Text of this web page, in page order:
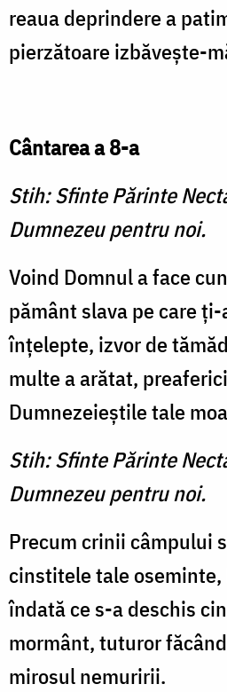
reaua deprindere a
pierzătoare izbăveşte-
Cântarea a 8-a
Stih: Sfinte Părinte
Dumnezeu pentru noi.
Voind Domnul a face
pământ slava pe care
înţelepte, izvor de
multe a arătat,
Dumnezeieştile tale
Stih: Sfinte Părinte
Dumnezeu pentru noi.
Precum crinii câmpului
cinstitele tale
îndată ce s-a deschis
mormânt, tuturor
mirosul nemuririi.